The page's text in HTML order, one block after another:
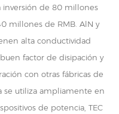
inversión de 80 millones
millones de RMB. AlN y
alta conductividad
factor de disipación y
con otras fábricas de
se utiliza ampliamente en
de potencia, TEC